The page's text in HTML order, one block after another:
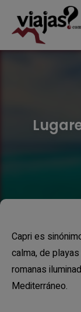
VIAJAS
Capri es
calma, de
romanas
Mediterráneo.